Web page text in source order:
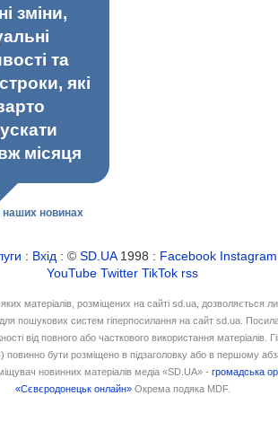
зміни,
та
які
місяця
наших новинах
: Вхід : ©SD.UA1998 : Facebook Instagram
YouTube Twitter TikTok rss
матеріалів, розміщених на сайті sd.ua, дозволяється
для пошукових систем гіперпосилання на сайт sd.ua.
від повного або часткового використання матеріалів.
повинно бути розміщено в підзаголовку або в першому
новинних матеріалів медіа «SD.UA» -громадська
«Сєвєродонецьк онлайн» Окрема подяка MDF.